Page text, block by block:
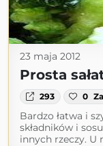
23 maja 2012
Prosta
293 0
Bardzo łatwa i
składników i
innych rzeczy. U